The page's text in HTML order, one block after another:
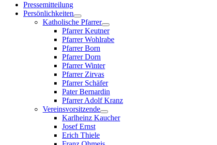
Pressemitteilung
Persönlichkeiten
Katholische Pfarrer
Pfarrer Keutner
Pfarrer Wohlrabe
Pfarrer Born
Pfarrer Dorn
Pfarrer Winter
Pfarrer Zirvas
Pfarrer Schäfer
Pater Bernardin
Pfarrer Adolf Kranz
Vereinsvorsitzende
Karlheinz Kaucher
Josef Ernst
Erich Thiele